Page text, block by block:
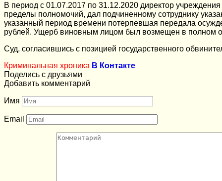
В период с 01.07.2017 по 31.12.2020 директор
пределы полномочий, дал подчиненному сотруднику
указанный период времени потерпевшая передала
рублей. Ущерб виновным лицом был возмещен в полном
Суд, согласившись с позицией государственного
Криминальная хроника В Контакте
Поделись с друзьями
Добавить комментарий
Имя
Email